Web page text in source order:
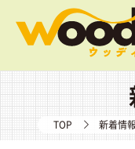
TOP 新着情報